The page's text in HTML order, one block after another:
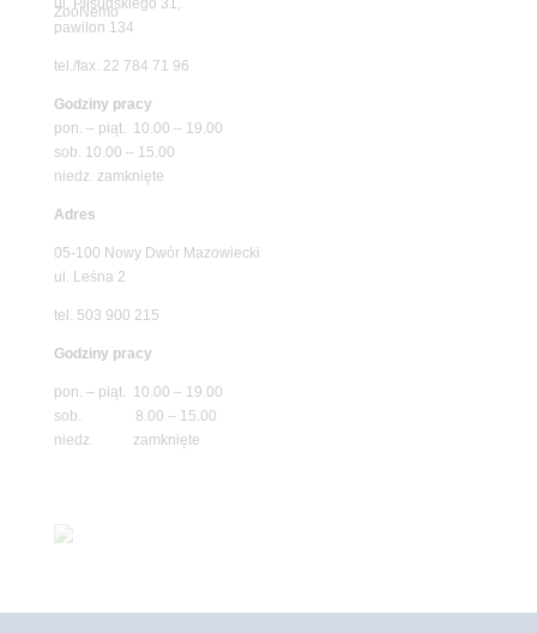
ul. Piłsudskiego 31,
pawilon 134
tel./fax. 22 784 71 96
Godziny pracy
pon. – piąt. 10.00 – 19.00
sob. 10.00 – 15.00
niedz. zamknięte
Adres
05-100 Nowy Dwór Mazowiecki
ul. Leśna 2
tel. 503 900 215
Godziny pracy
pon. – piąt. 10.00 – 19.00
sob. 8.00 – 15.00
niedz. zamknięte